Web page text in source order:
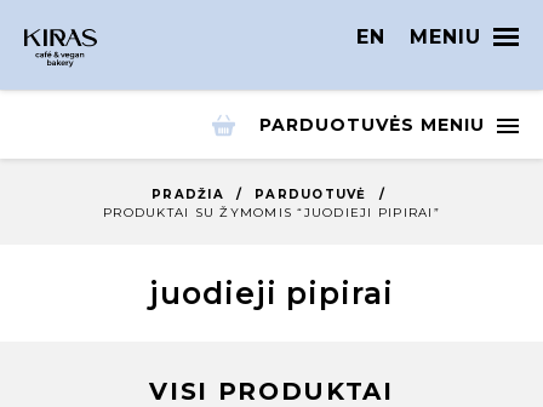
EN MENIU
PARDUOTUVĖS MENIU
PRADŽIA / PARDUOTUVĖ
/
PRODUKTAI SU ŽYMOMIS “JUODIEJI PIPIRAI”
juodieji pipirai
VISI PRODUKTAI